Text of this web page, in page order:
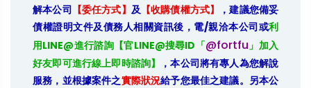
解本公司 【委任方式】 及【收購債權方式】
，建議您備妥
債權證明文件及債務人相關資訊後，電/親洽本公司或利
用LINE@進行諮詢【官LINE@搜尋ID「@fortfu」加入
好友即可進行線上即時諮詢】
，本公司將有專人為您解說
服務，並根據案件之實際狀況給予您最佳之建議。另本公